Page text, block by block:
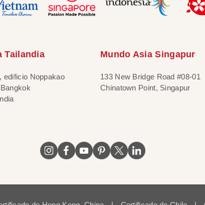
Tailandia
edificio Noppakao
Mundo Asia Singapur
133 New Bridge Road #08-01
Chinatown Point, Singapur